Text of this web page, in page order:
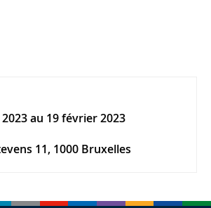
au 19 février 2023
11, 1000 Bruxelles